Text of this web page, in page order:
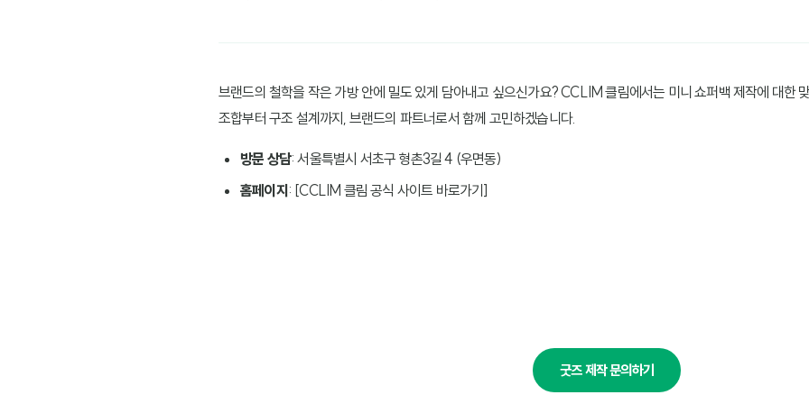
브랜드의 철학을 작은 가방 안에 밀도 있게 담아내고 싶으신가요? CCLIM 클림에서는 미니 쇼퍼백 제작에 대한
조합부터 구조 설계까지, 브랜드의 파트너로서 함께 고민하겠습니다.
방문 상담: 서울특별시 서초구 형촌3길 4 (우면동)
홈페이지 : [CCLIM 클림 공식 사이트 바로가기]
굿즈 제작 문의하기